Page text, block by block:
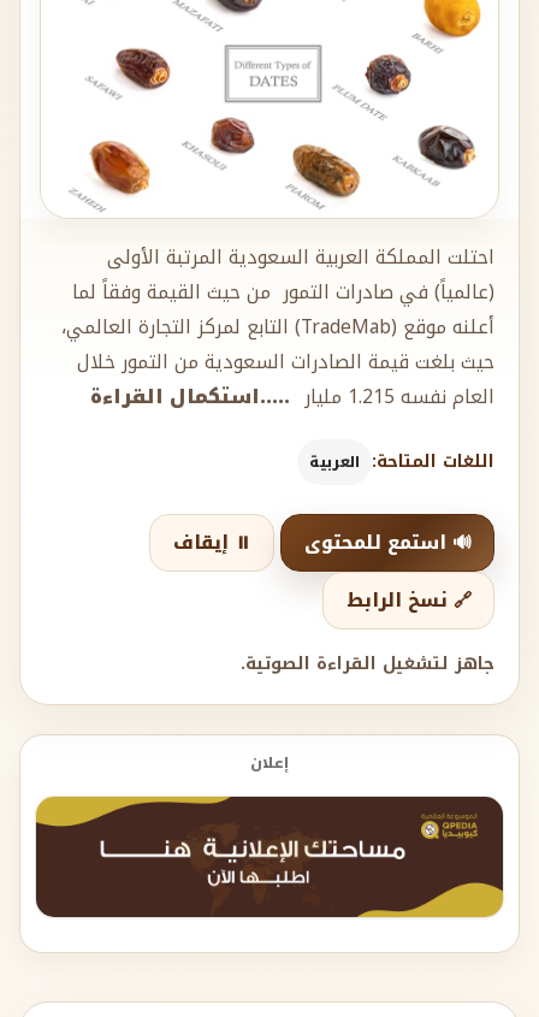
احتلت المملكة العربية السعودية المرتبة الأولى
(عالمياً) في صادرات التمور من حيث القيمة وفقاً لما
أعلنه موقع (TradeMab) التابع لمركز التجارة العالمي،
حيث بلغت قيمة الصادرات السعودية من التمور خلال
العام نفسه 1.215 مليار
.....استكمال القراءة
اللغات المتاحة: العربية
🔊 استمع للمحتوى
⏸️ إيقاف
🔗 نسخ الرابط
جاهز لتشغيل القراءة الصوتية.
إعلان